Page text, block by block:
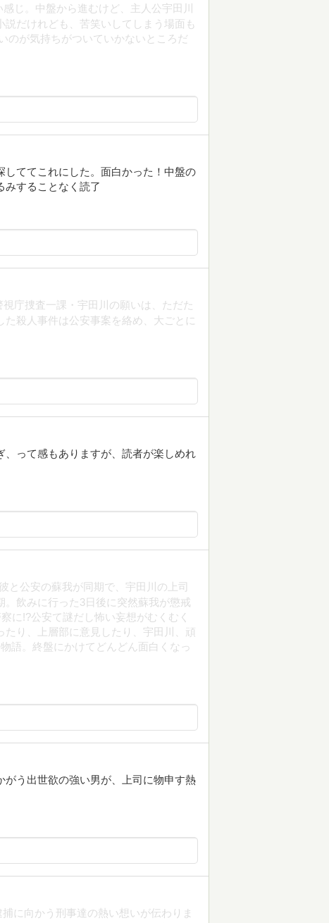
じ。中盤から進むけど、主人公宇田川
だけれども、苦笑いしてしまう場面も
のが気持ちがついていかないところだ
ててこれにした。面白かった！中盤の
みすることなく読了
庁捜査一課・宇田川の願いは、ただた
殺人事件は公安事案を絡め、大ごとに
って感もありますが、読者が楽しめれ
と公安の蘇我が同期で、宇田川の上司
飲みに行った3日後に突然蘇我が懲戒
に!?公安て謎だし怖い妄想がむくむく
り、上層部に意見したり、宇田川、頑
語。終盤にかけてどんどん面白くなっ
う出世欲の強い男が、上司に物申す熱
に向かう刑事達の熱い想いが伝わりま